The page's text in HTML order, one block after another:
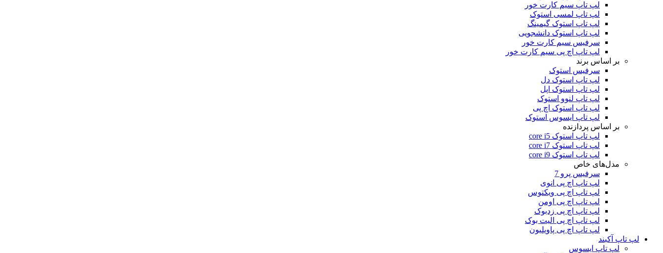
لپ تاپ سیم کارت خور
لپ تاپ لمسی استوک
لپ تاپ استوک گیمینگ
لپ تاپ استوک دانشجویی
سرفیس سیم کارت خور
لپ تاپ اچ پی سیم کارت خور
بر اساس برند
سرفیس استوک
لپ تاپ استوک دل
لپ تاپ استوک اپل
لپ تاپ لنوو استوک
لپ تاپ استوک اچ پی
لپ تاپ ایسوس استوک
بر اساس پردازنده
لپ تاپ استوک core i5
لپ تاپ استوک core i7
لپ تاپ استوک core i9
مدل‌های خاص
سرفیس پرو 7
لپ تاپ اچ پی انوی
لپ تاپ اچ پی ویکتوس
لپ تاپ اچ پی اومن
لپ تاپ اچ پی زدبوک
لپ تاپ اچ پی الیت بوک
لپ تاپ اچ پی پاویلیون
لپ تاپ آکبند
لپ تاپ ایسوس